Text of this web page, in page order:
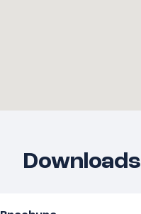
Downloads